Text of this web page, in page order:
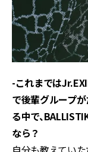
-これまでは
で後輩グループ
る中で、
なら？